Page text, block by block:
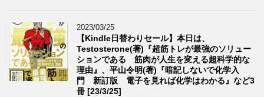
2023/03/25
【Kindle日替わりセール】本日は、
Testosterone(著)『超筋トレが最強のソリュー
ションである 筋肉が人生を変える超科学的な
理由』、平山令明(著)『暗記しないで化学入
門 新訂版 電子を見れば化学はわかる』など3
冊 [23/3/25]